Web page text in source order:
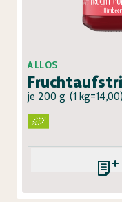
ALLOS
je 200 g (1 kg=14,00)